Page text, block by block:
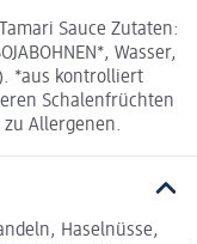
Sauce Zutaten:
Wasser,
*aus kontrolliert
Schalenfrüchten
Allergenen.
Haselnüsse,